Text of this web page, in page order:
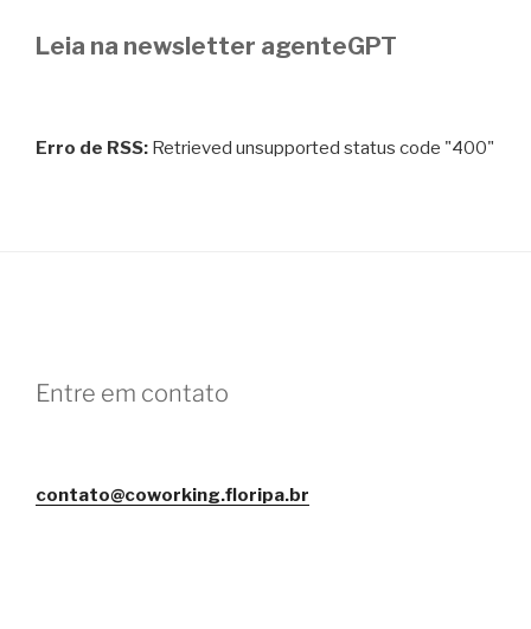
Leia na newsletter agenteGPT
Erro de RSS: Retrieved unsupported status code "400"
Entre em contato
contato@coworking.floripa.br